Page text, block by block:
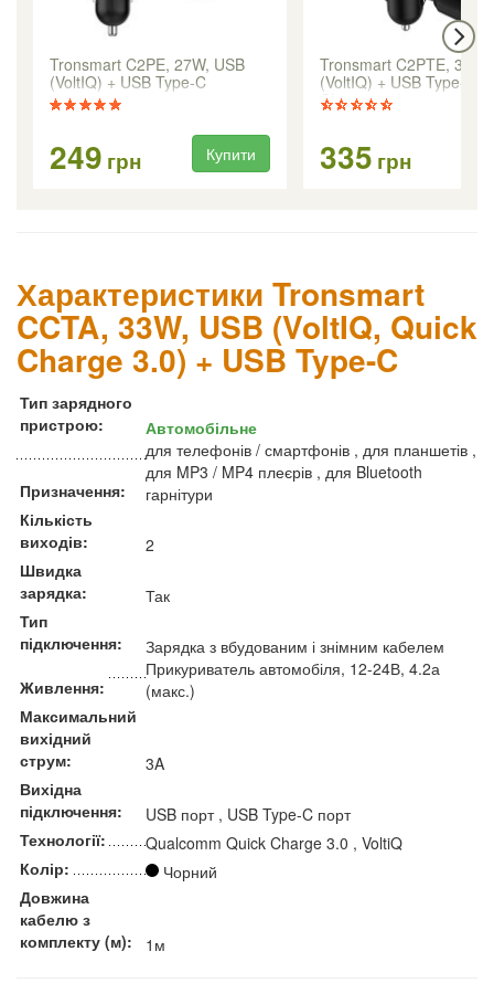
Tronsmart C2PE, 27W, USB
(VoltIQ) + USB Type-C
249 грн Купити
Tronsmart C2PTE, 30W,
(VoltIQ) + USB Type-C
Charge 3.0)
335 грн
Характеристики Tronsmart
CCTA, 33W, USB (VoltIQ, Quick
Charge 3.0) + USB Type-C
Тип зарядного
пристрою:
Автомобільне
Призначення:
для телефонів / смартфонів , для планшетів ,
для MP3 / MP4 плеєрів , для Bluetooth
гарнітури
Кількість
виходів:
2
Швидка
зарядка:
Так
Тип
підключення:
Зарядка з вбудованим і знімним кабелем
Живлення:
Прикуриватель автомобіля, 12-24В, 4.2а
(макс.)
Максимальний
вихідний
струм:
3A
Вихідна
підключення:
USB порт , USB Type-C порт
Технології:
Qualcomm Quick Charge 3.0 , VoltiQ
Колір:
Чорний
Довжина
кабелю з
комплекту (м):
1м